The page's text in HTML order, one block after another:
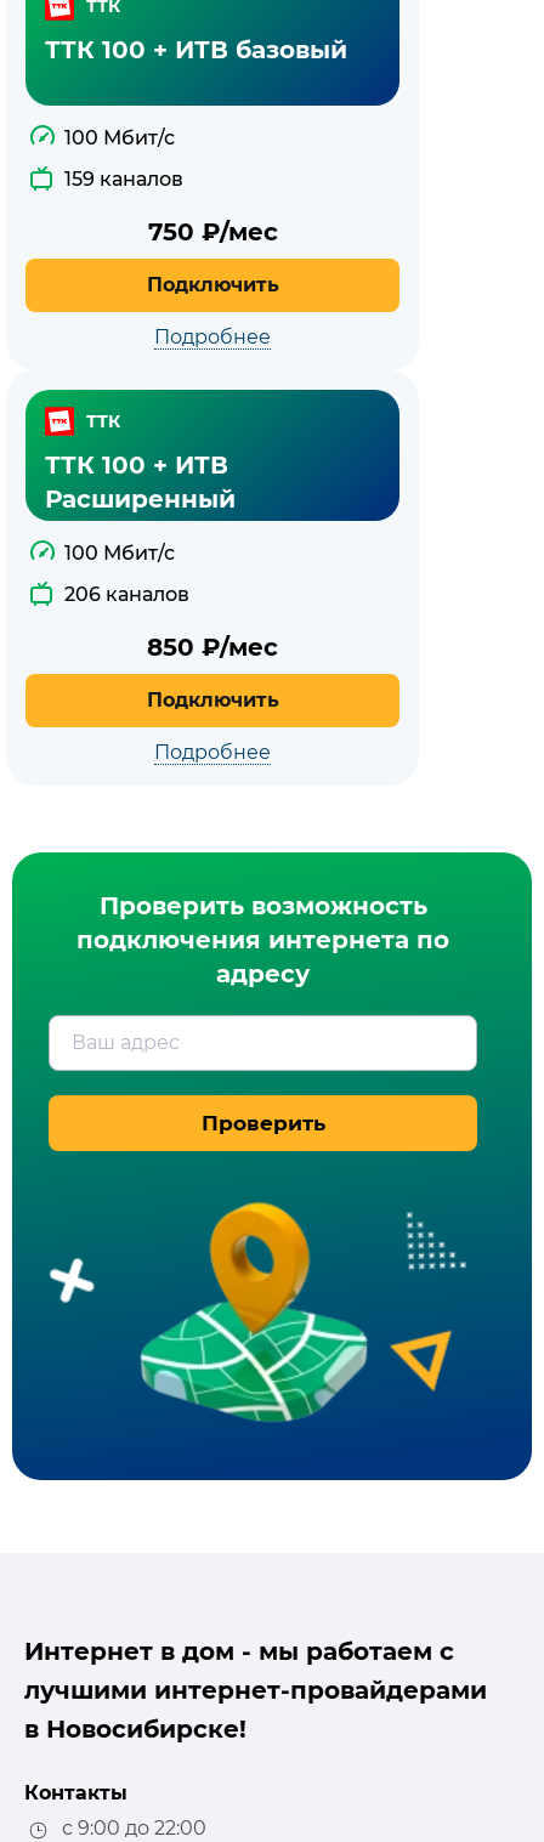
ТТК
ТТК 100 + ИТВ базовый
100 Мбит/с
159 каналов
750 ₽/мес
Подключить
Подробнее
ТТК
ТТК 100 + ИТВ
Расширенный
100 Мбит/с
206 каналов
850 ₽/мес
Подключить
Подробнее
Проверить возможность
подключения интернета по
адресу
Ваш адрес
Проверить
Интернет в дом - мы работаем с
лучшими интернет-провайдерами
в Новосибирске!
Контакты
с 9:00 до 22:00